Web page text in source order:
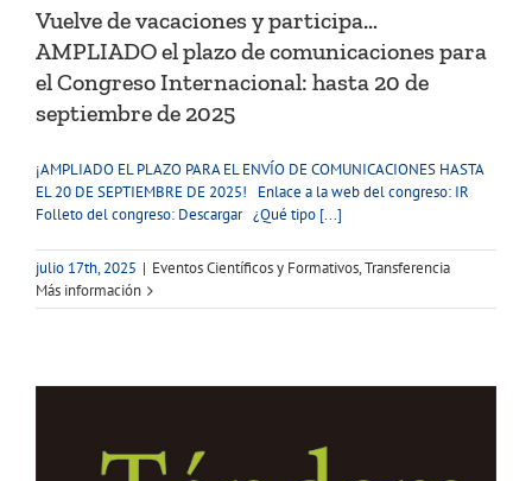
Vuelve de vacaciones y participa…
AMPLIADO el plazo de comunicaciones para
el Congreso Internacional: hasta 20 de
septiembre de 2025
¡AMPLIADO EL PLAZO PARA EL ENVÍO DE COMUNICACIONES HASTA
EL 20 DE SEPTIEMBRE DE 2025! Enlace a la web del congreso: IR
Folleto del congreso: Descargar ¿Qué tipo [...]
julio 17th, 2025 | Eventos Científicos y Formativos,Transferencia
Más información